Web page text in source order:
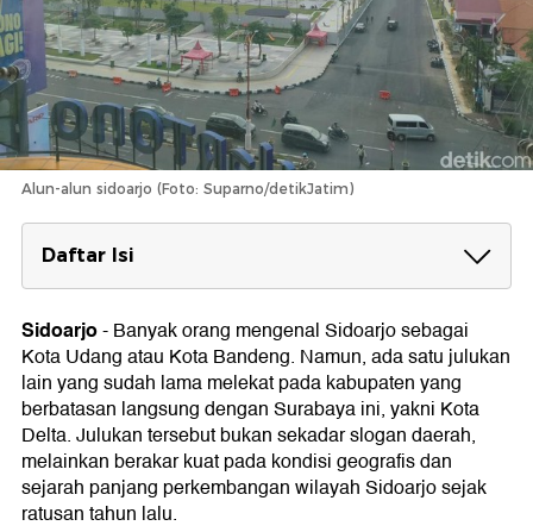
Alun-alun sidoarjo (Foto: Suparno/detikJatim)
Daftar Isi
Asal Usul Julukan Kota Delta pada Sidoarjo
Letak Geografis Sidoarjo yang Membentuk
Kawasan Delta
Peran Sungai Brantas dalam Membentuk
Sidoarjo
Delta Brantas dan Jejak Kerajaan Kuno di
Sidoarjo
Sidoarjo-Banyak orang mengenal Sidoarjo sebagai
Kota Udang atau Kota Bandeng. Namun, ada satu julukan
lain yang sudah lama melekat pada kabupaten yang
berbatasan langsung dengan Surabaya ini, yakni Kota
Delta. Julukan tersebut bukan sekadar slogan daerah,
melainkan berakar kuat pada kondisi geografis dan
sejarah panjang perkembangan wilayah Sidoarjo sejak
ratusan tahun lalu.